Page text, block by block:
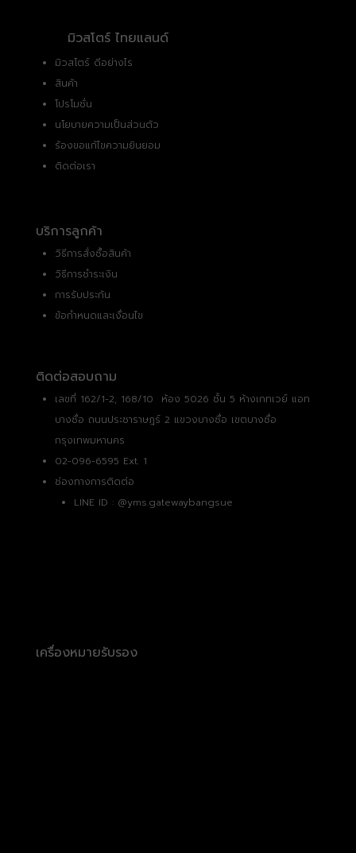
มิวสโตร์ ไทยแลนด์
มิวสโตร์ ดีอย่างไร
สินค้า
โปรโมชั่น
นโยบายความเป็นส่วนตัว
ร้องขอแก้ไขความยินยอม
ติดต่อเรา
บริการลูกค้า
วิธีการสั่งซื้อสินค้า
วิธีการชำระเงิน
การรับประกัน
ข้อกำหนดและเงื่อนไข
ติดต่อสอบถาม
เลขที่ 162/1-2, 168/10 ห้อง 5026 ชั้น 5 ห้างเกทเวย์ แอท
บางซื่อ ถนนประชาราษฎร์ 2 แขวงบางซื่อ เขตบางซื่อ
กรุงเทพมหานคร
02-096-6595 Ext. 1
ช่องทางการติดต่อ
LINE ID : @yms.gatewaybangsue
เครื่องหมายรับรอง